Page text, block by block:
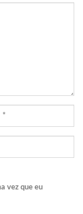
vez que eu